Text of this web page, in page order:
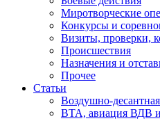
Миротворческие
Конкурсы и
Визиты, проверки,
Происшествия
Назначения и
Прочее
Статьи
Воздушно-
ВТА, авиация ВДВ